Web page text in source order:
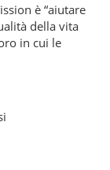
è “aiutare
della vita
in cui le